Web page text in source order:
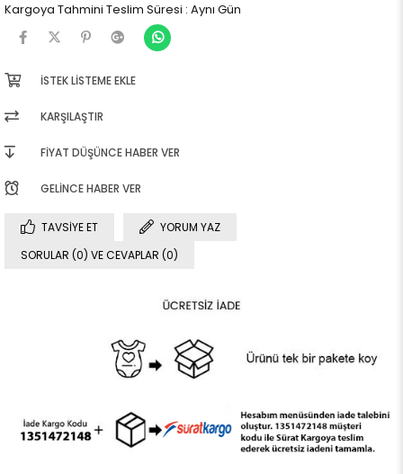
Kargoya Tahmini Teslim Süresi : Aynı Gün
İSTEK LISTEME EKLE
KARŞILAŞTIR
FIYAT DÜŞÜNCE HABER VER
GELINCE HABER VER
TAVSIYE ET
YORUM YAZ
SORULAR (0) VE CEVAPLAR (0)